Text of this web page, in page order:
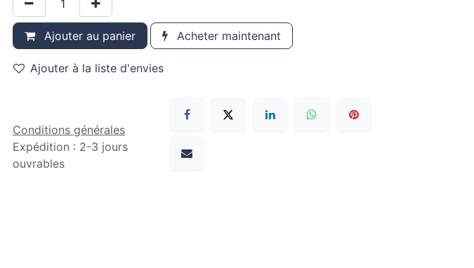
Ajouter au panier Acheter maintenant
Ajouter à la liste d'envies
Conditions générales
Expédition : 2-3 jours
ouvrables